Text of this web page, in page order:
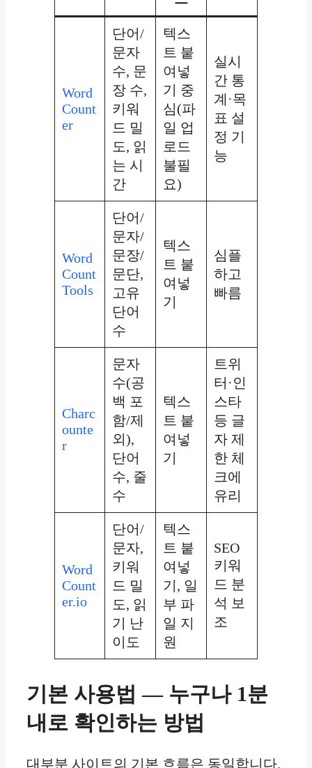
Word
Count
er
단어/
문자
수, 문
장 수,
키워
드 밀
도, 읽
는 시
간
텍스
트 붙
여넣
기 중
심(파
일 업
로드
불필
요)
실시
간 통
계·목
표 설
정 기
능
Word
Count
Tools
단어/
문자/
문장/
문단,
고유
단어
수
텍스
트 붙
여넣
기
심플
하고
빠름
Charc
ounte
r
문자
수(공
백 포
함/제
외),
단어
수, 줄
수
텍스
트 붙
여넣
기
트위
터·인
스타
등 글
자 제
한 체
크에
유리
Word
Count
er.io
단어/
문자,
키워
드 밀
도, 읽
기 난
이도
텍스
트 붙
여넣
기, 일
부 파
일 지
원
SEO
키워
드 분
석 보
조
기본 사용법 — 누구나 1분
내로 확인하는 방법
대부분 사이트의 기본 흐름은 동일합니다.